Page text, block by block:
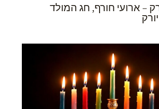
– ארועי חורף, חג המולד